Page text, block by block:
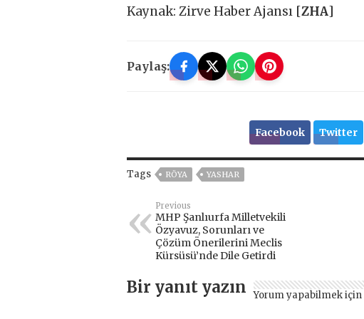
Kaynak: Zirve Haber Ajansı [ZHA]
Paylaş:
Facebook Twitter
Tags RÖYA YASHAR
Previous
MHP Şanlıurfa Milletvekili
Özyavuz, Sorunları ve
Çözüm Önerilerini Meclis
Kürsüsü’nde Dile Getirdi
Bir yanıt yazın Yorum yapabilmek için